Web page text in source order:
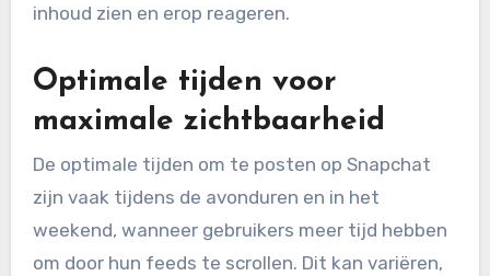
inhoud zien en erop reageren.
Optimale tijden voor
maximale zichtbaarheid
De optimale tijden om te posten op Snapchat
zijn vaak tijdens de avonduren en in het
weekend, wanneer gebruikers meer tijd hebben
om door hun feeds te scrollen. Dit kan variëren,